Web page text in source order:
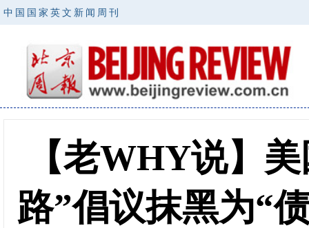
中国国家英文新闻周刊
【老WHY说】
路”倡议抹黑为“